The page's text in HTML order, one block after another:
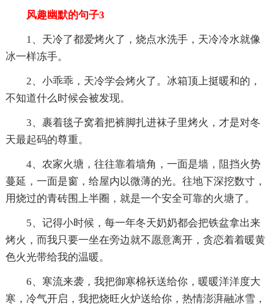
风趣幽默的句子3
1、天冷了都爱烤火了，烧点水洗手，天冷冷水就像
冰一样冻手。
2、小乖乖，天冷学会烤火了。冰箱顶上挺暖和的，
不知道什么时候会被发现。
3、裹着毯子窝着把裤脚扎进袜子里烤火，才是对冬
天最起码的尊重。
4、农家火塘，往往靠着墙角，一面是墙，阻挡火势
蔓延，一面是窗，给屋内以微薄的光。往地下深挖数寸，
用烧过的青砖围上半圈，就是一个安全可靠的火塘了。
5、记得小时候，每一年冬天奶奶都会把铁盆拿出来
烤火，而我只要一坐在旁边就不愿意离开，贪恋着着暖黄
色火光带给我的温暖。
6、寒流来袭，我把御寒棉袄送给你，暖暖洋洋度大
寒，冷气开启，我把烧旺火炉送给你，热情澎湃融冰雪，